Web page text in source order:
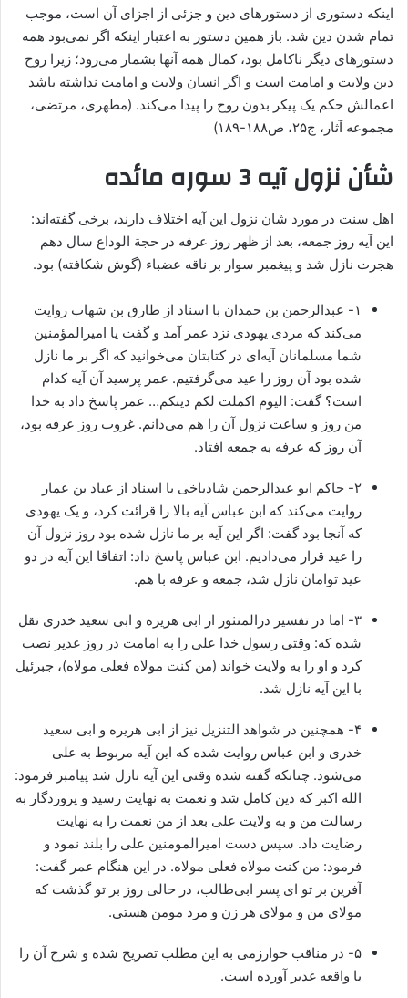
اینکه دستوری از دستورهای دین و جزئی از اجزای آن است، موجب
تمام شدن دین شد. باز همین دستور به اعتبار اینکه اگر نمی‌بود همه
دستورهای دیگر ناکامل بود، کمال همه آنها بشمار می‌رود؛ زیرا روح
دین ولایت و امامت است و اگر انسان ولایت و امامت نداشته باشد
اعمالش حکم یک پیکر بدون روح را پیدا می‌کند. (مطهری، مرتضی،
مجموعه آثار، ج‏۲۵، ص۱۸۸-۱۸۹)
شأن نزول آیه 3 سوره مائده
اهل سنت در مورد شان نزول این آیه اختلاف دارند، برخی گفته‌اند:
این آیه روز جمعه، بعد از ظهر روز عرفه در حجة الوداع سال دهم
هجرت نازل شد و پیغمبر سوار بر ناقه عضباء (گوش شکافته) بود.
۱- عبدالرحمن بن حمدان با اسناد از طارق بن شهاب روایت
می‌کند که مردی یهودی نزد عمر آمد و گفت یا امیرالمؤمنین
شما مسلمانان آیه‌ای در کتابتان می‌خوانید که اگر بر ما نازل
شده بود آن روز را عید می‌گرفتیم. عمر پرسید آن آیه کدام
است؟ گفت: الیوم اکملت لکم دینکم… عمر پاسخ داد به خدا
من روز و ساعت نزول آن را هم می‌دانم. غروب روز عرفه بود،
آن روز که عرفه به جمعه افتاد.
۲- حاکم ابو عبدالرحمن شادیاخی با اسناد از عباد بن عمار
روایت می‌کند که ابن عباس آیه بالا را قرائت کرد، و یک یهودی
که آنجا بود گفت: اگر این آیه بر ما نازل شده بود روز نزول آن
را عید قرار می‌دادیم. ابن عباس پاسخ داد: اتفاقا این آیه در دو
عید توامان نازل شد، جمعه و عرفه با هم.
۳- اما در تفسیر درالمنثور از ابی هریره و ابی سعید خدری نقل
شده که: وقتی رسول خدا علی را به امامت در روز غدیر نصب
کرد و او را به ولایت خواند (من کنت مولاه فعلی مولاه)، جبرئیل
با این آیه نازل شد.
۴- همچنین در شواهد التنزیل نیز از ابی هریره و ابی سعید
خدری و ابن عباس روایت شده که این آیه مربوط به علی
می‌شود. چنانکه گفته شده وقتی این آیه نازل شد پیامبر فرمود:
الله اکبر که دین کامل شد و نعمت به نهایت رسید و پروردگار به
رسالت من و به ولایت علی بعد از من نعمت را به نهایت
رضایت داد. سپس دست امیرالمومنین علی را بلند نمود و
فرمود: من کنت مولاه فعلی مولاه. در این هنگام عمر گفت:
آفرین بر تو‌ ای پسر ابی‌طالب، در حالی روز بر تو گذشت که
مولای من و مولای هر زن و مرد مومن هستی.
۵- در مناقب خوارزمی به این مطلب تصریح شده و شرح آن را
با واقعه غدیر آورده است.